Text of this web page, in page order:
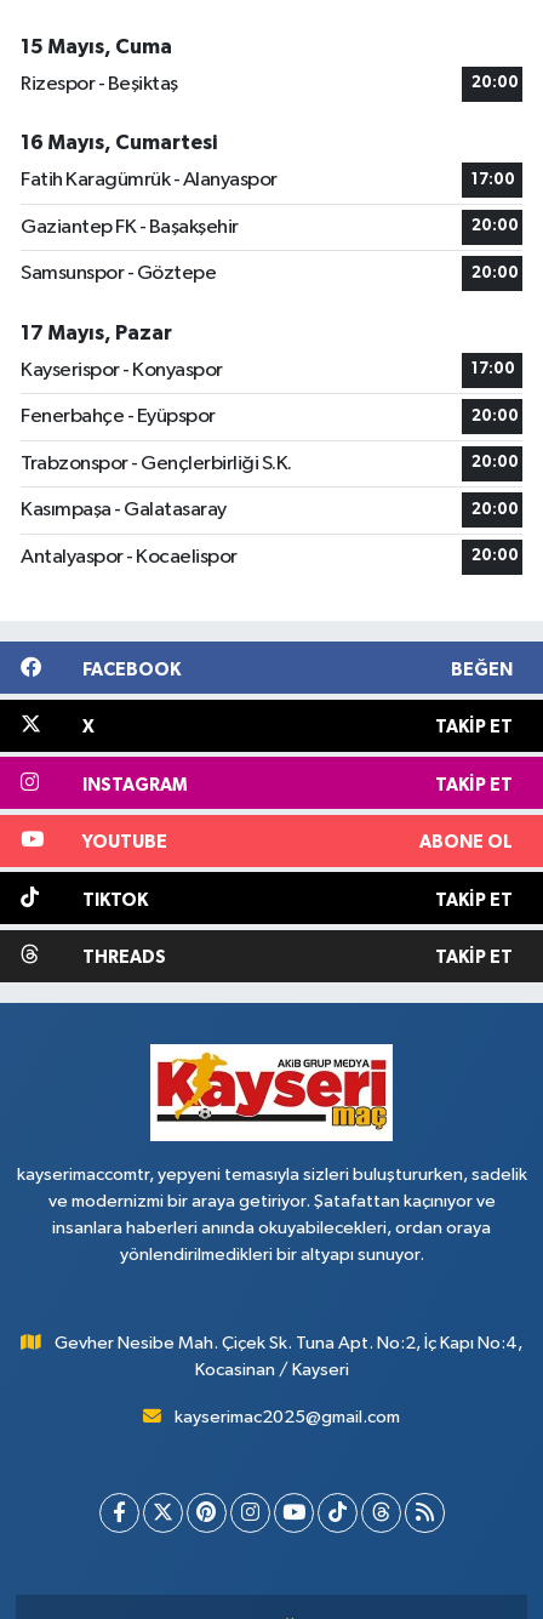
15 Mayıs, Cuma
Rizespor - Beşiktaş
20:00
16 Mayıs, Cumartesi
Fatih Karagümrük - Alanyaspor
17:00
Gaziantep FK - Başakşehir 20:00
Samsunspor - Göztepe 20:00
17 Mayıs, Pazar
Kayserispor - Konyaspor
17:00
Fenerbahçe - Eyüpspor 20:00
Trabzonspor - Gençlerbirliği S.K. 20:00
Kasımpaşa - Galatasaray 20:00
Antalyaspor - Kocaelispor 20:00
FACEBOOK BEĞEN
X TAKIP ET
INSTAGRAM TAKIP ET
YOUTUBE ABONE OL
TIKTOK TAKIP ET
THREADS TAKIP ET
kayserimaccomtr, yepyeni temasıyla sizleri buluştururken, sadelik
ve modernizmi bir araya getiriyor. Şatafattan kaçınıyor ve
insanlara haberleri anında okuyabilecekleri, ordan oraya
yönlendirilmedikleri bir altyapı sunuyor.
Gevher Nesibe Mah. Çiçek Sk. Tuna Apt. No:2, İç Kapı No:4,
Kocasinan / Kayseri
kayserimac2025@gmail.com